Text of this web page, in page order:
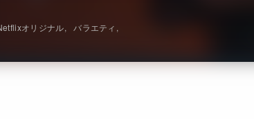
オリジナル バラエティ